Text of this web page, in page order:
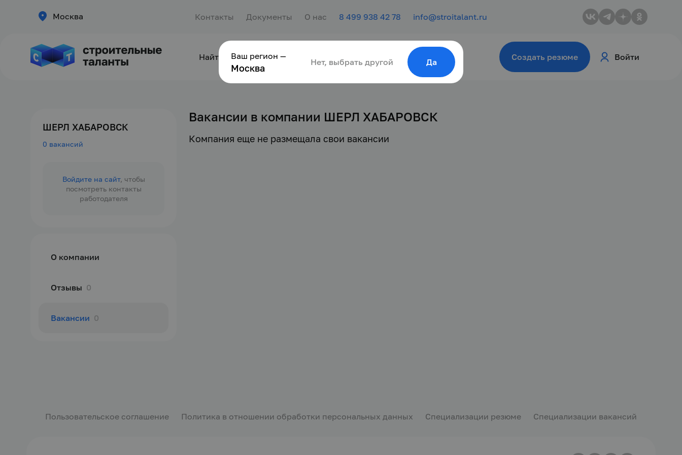
Москва Контакты Документы О нас 8 499 938 42 78 info@stroitalant.ru
Найти сотрудника Найти работу Для молодёжи Создать резюме Войти
ШЕРЛ ХАБАРОВСК
0 вакансий
Войдите на сайт, чтобы
посмотреть контакты
работодателя
О компании
Отзывы 0
Вакансии 0
Вакансии в компании ШЕРЛ ХАБАРОВСК
Компания еще не размещала свои вакансии
Пользовательское соглашение Политика в отношении обработки персональных данных Специализации резюме Специализации вакансий
Ваш регион —
Москва
Нет, выбрать другой Да